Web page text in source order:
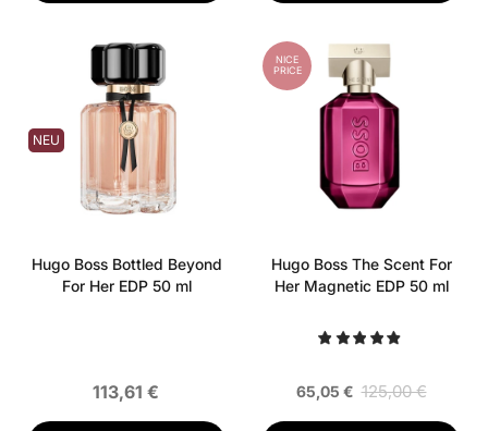
NEU
Hugo Boss Bottled Beyond
For Her EDP 50 ml
113,61 €
NICE
PRICE
Hugo Boss The Scent For
Her Magnetic EDP 50 ml
65,05 € 125,00 €